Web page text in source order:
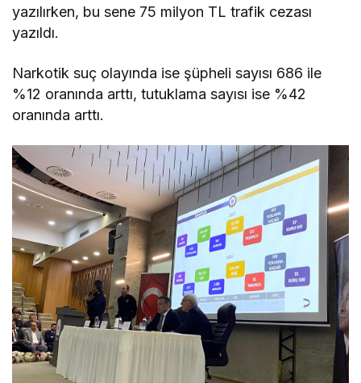
yazılırken, bu sene 75 milyon TL trafik cezası
yazıldı.
Narkotik suç olayında ise şüpheli sayısı 686 ile
%12 oranında arttı, tutuklama sayısı ise %42
oranında arttı.